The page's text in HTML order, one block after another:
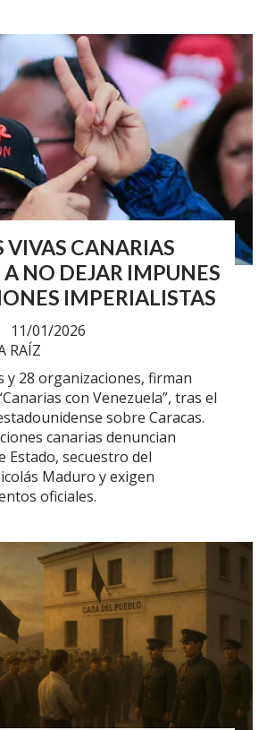
VIVAS CANARIAS
NO DEJAR IMPUNES
IMPERIALISTAS
RAÍZ
11/01/2026
y 28 organizaciones, firman
con Venezuela”, tras el
sobre Caracas.
canarias denuncian
Estado, secuestro del
Maduro y exigen
oficiales.